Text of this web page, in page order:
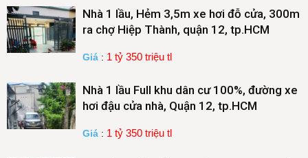
Nhà 1 lầu, Hẻm 3,5m xe hơi đỗ cửa, 300m
ra chợ Hiệp Thành, quận 12, tp.HCM
Giá : 1 tỷ 350 triệu tl
Nhà 1 lầu Full khu dân cư 100%, đường xe
hơi đậu cửa nhà, Quận 12, tp.HCM
Giá : 1 tỷ 350 triệu tl